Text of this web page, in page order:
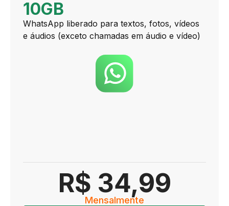
10GB
WhatsApp liberado para textos, fotos, vídeos
e áudios (exceto chamadas em áudio e vídeo)
R$ 34,99
Mensalmente